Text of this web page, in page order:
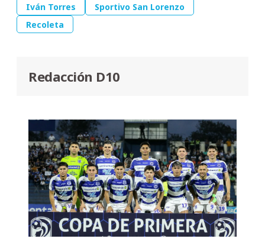
Iván Torres
Sportivo San Lorenzo
Recoleta
Redacción D10